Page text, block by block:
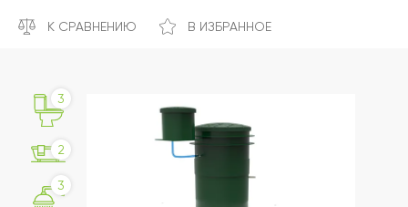
К СРАВНЕНИЮ В ИЗБРАННОЕ
3
2
3